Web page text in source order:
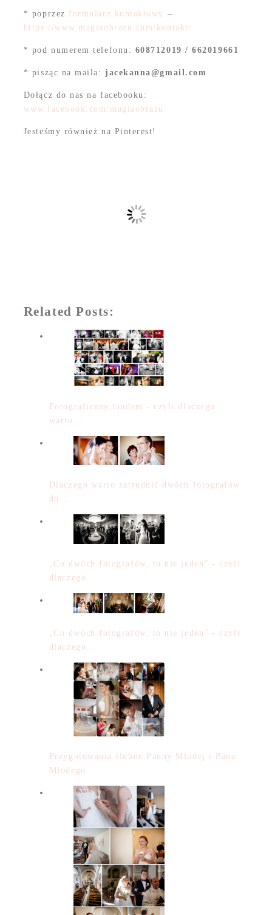
* poprzez formularz kontaktowy –
https://www.magiaobrazu.com/kontakt/
* pod numerem telefonu: 608712019 / 662019661
* pisząc na maila:jacekanna@gmail.com
Dołącz do nas na facebooku:
www.facebook.com/magiaobrazu
Jesteśmy również na Pinterest!
Related Posts:
Fotograficzny tandem - czyli dlaczego
warto…
Dlaczego warto zatrudnić dwóch fotografów
do…
„Co dwóch fotografów, to nie jeden” - czyli
dlaczego…
„Co dwóch fotografów, to nie jeden” - czyli
dlaczego…
Przygotowania ślubne Panny Młodej i Pana
Młodego